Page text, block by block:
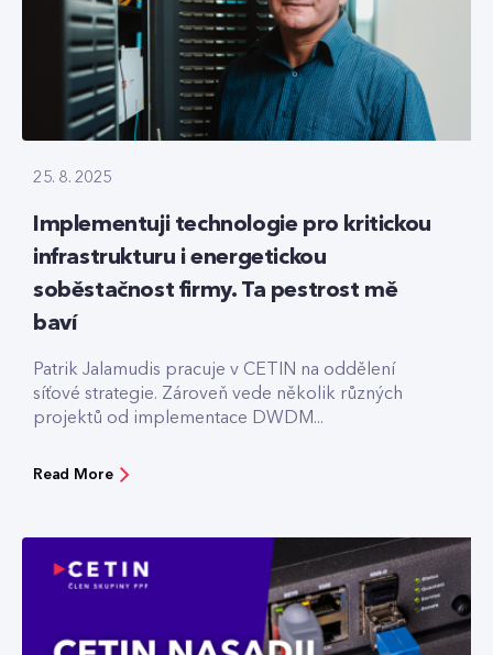
25. 8. 2025
Implementuji technologie pro kritickou
infrastrukturu i energetickou
soběstačnost firmy. Ta pestrost mě
baví
Patrik Jalamudis pracuje v CETIN na oddělení
síťové strategie. Zároveň vede několik různých
projektů od implementace DWDM...
Read More